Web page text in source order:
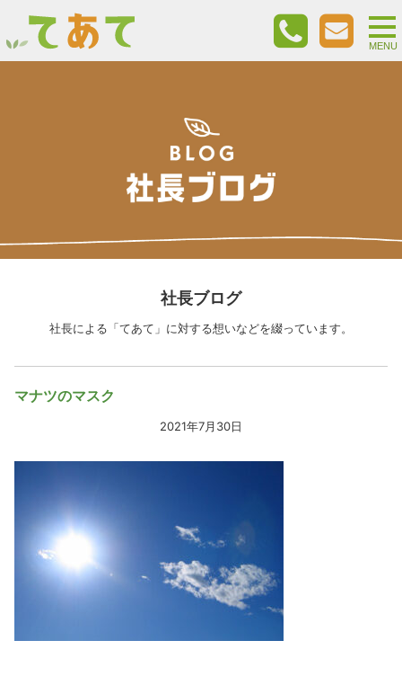
社長ブログ
社長による「てあて」に対する想いなどを綴っています。
マナツのマスク
2021年7月30日
MENU